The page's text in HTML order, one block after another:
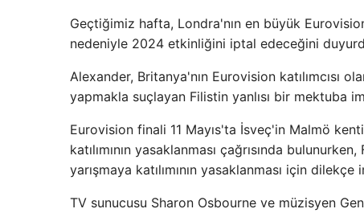
Geçtiğimiz hafta, Londra'nın en büyük
nedeniyle 2024 etkinliğini iptal edeceğini
Alexander, Britanya'nın Eurovision katılımcısı
yapmakla suçlayan Filistin yanlısı bir mektuba
Eurovision finali 11 Mayıs'ta İsveç'in Malmö
katılımının yasaklanması çağrısında
yarışmaya katılımının yasaklanması için dilekçe
TV sunucusu Sharon Osbourne ve müzisyen